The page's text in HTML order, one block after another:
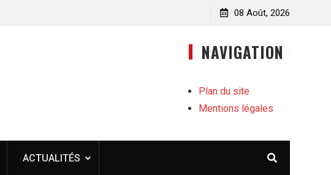
Pourquoi l’éducation émotionnelle est essentielle
08 Août, 2026
NAVIGATION
Plan du site
Mentions légales
ACTUALITÉS